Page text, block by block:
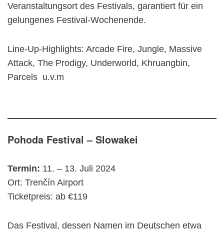
Veranstaltungsort des Festivals, garantiert für ein
gelungenes Festival-Wochenende.
Line-Up-Highlights: Arcade Fire, Jungle, Massive
Attack, The Prodigy, Underworld, Khruangbin,
Parcels u.v.m
Pohoda Festival – Slowakei
Termin: 11. – 13. Juli 2024
Ort: Trenčín Airport
Ticketpreis: ab €119
Das Festival, dessen Namen im Deutschen etwa